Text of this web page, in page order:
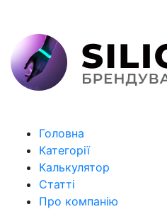
Головна
Категорії
Калькулятор
Статті
Про компанію